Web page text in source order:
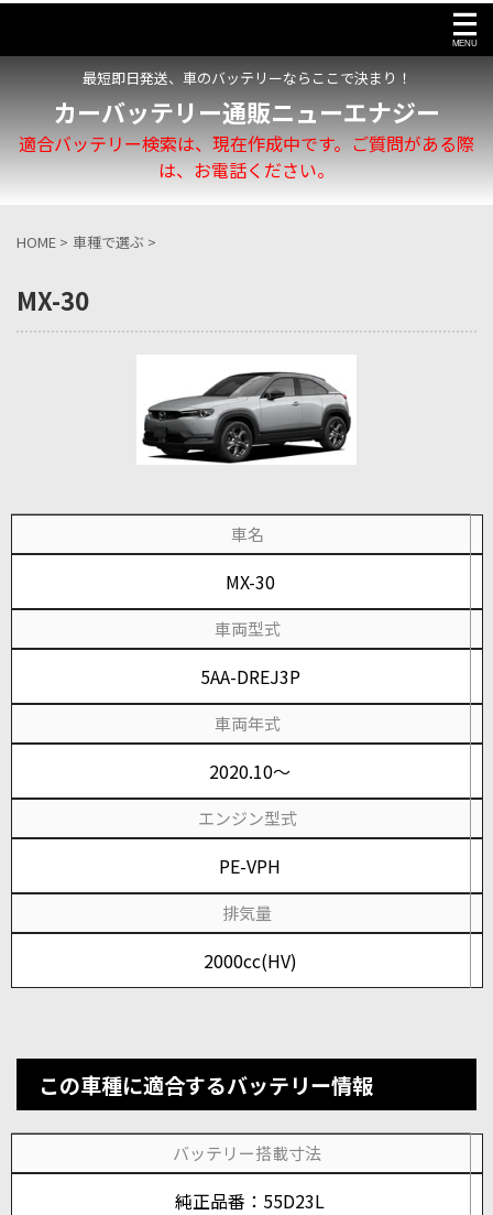
最短即日発送、車のバッテリーならここで決まり！
カーバッテリー通販ニューエナジー
適合バッテリー検索は、現在作成中です。ご質問がある際
は、お電話ください。
HOME > 車種で選ぶ >
MX-30
車名
MX-30
車両型式
5AA-DREJ3P
車両年式
2020.10～
エンジン型式
PE-VPH
排気量
2000cc(HV)
この車種に適合するバッテリー情報
バッテリー搭載寸法
純正品番：55D23L